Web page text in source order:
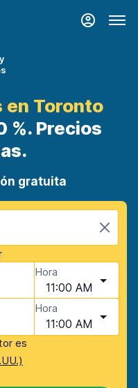
en Toronto
%. Precios
gratuita
Hora
11:00 AM
Hora
11:00 AM
es